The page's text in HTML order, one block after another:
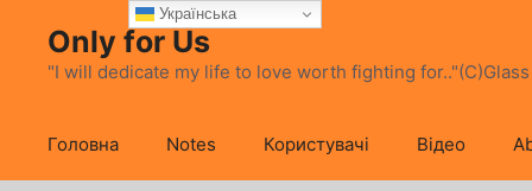
вмісту
Only for Us
"I will dedicate my life to love worth fighting
Головна Notes Користувачі Відео
Українська